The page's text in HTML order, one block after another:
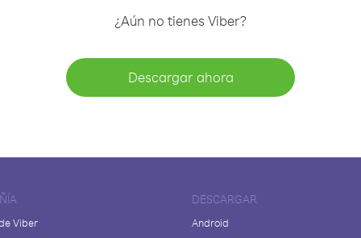
¿Aún no tienes Viber?
Descargar ahora
Viber
DESCARGAR
Android